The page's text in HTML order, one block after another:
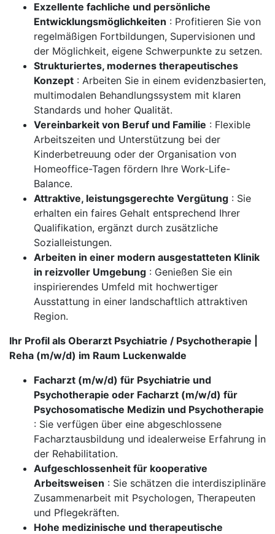
Exzellente fachliche und persönliche
Entwicklungsmöglichkeiten : Profitieren Sie von
regelmäßigen Fortbildungen, Supervisionen und
der Möglichkeit, eigene Schwerpunkte zu setzen.
Strukturiertes, modernes therapeutisches
Konzept : Arbeiten Sie in einem evidenzbasierten,
multimodalen Behandlungssystem mit klaren
Standards und hoher Qualität.
Vereinbarkeit von Beruf und Familie : Flexible
Arbeitszeiten und Unterstützung bei der
Kinderbetreuung oder der Organisation von
Homeoffice-Tagen fördern Ihre Work-Life-
Balance.
Attraktive, leistungsgerechte Vergütung : Sie
erhalten ein faires Gehalt entsprechend Ihrer
Qualifikation, ergänzt durch zusätzliche
Sozialleistungen.
Arbeiten in einer modern ausgestatteten Klinik
in reizvoller Umgebung : Genießen Sie ein
inspirierendes Umfeld mit hochwertiger
Ausstattung in einer landschaftlich attraktiven
Region.
Ihr Profil als Oberarzt Psychiatrie / Psychotherapie |
Reha (m/w/d) im Raum Luckenwalde
Facharzt (m/w/d) für Psychiatrie und
Psychotherapie oder Facharzt (m/w/d) für
Psychosomatische Medizin und Psychotherapie
: Sie verfügen über eine abgeschlossene
Facharztausbildung und idealerweise Erfahrung in
der Rehabilitation.
Aufgeschlossenheit für kooperative
Arbeitsweisen : Sie schätzen die interdisziplinäre
Zusammenarbeit mit Psychologen, Therapeuten
und Pflegekräften.
Hohe medizinische und therapeutische